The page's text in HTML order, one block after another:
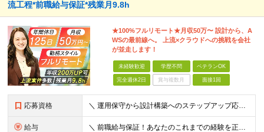
流工程*前職給与保証*残業月9.8h
★100%フルリモート★月収50万〜 設計から、A
WSの最前線へ。 上流×クラウドへの挑戦を会社
が並走します！
未経験歓迎 学歴不問 ベテランOK
完全週休2日 賞与複数月 面接1回
応募資格 ＼ 運用保守から設計構築へのステップアップ応援！ ／ ★学歴・分野不問（運用保守経験のみでも歓迎） ★「設計・構築に挑戦したい」「市場価値を高めたい」という意欲を重視！ ┗豊富な案件（SIer直下など
給与 ＼ 前職給与保証！あなたのこれまでの経験を正当評価 ／ ★月収50万円～スタート！【年俸600万～1,162万8,000円（12分割）】 ――「頑張りが給与に直結しない…」そんな不満とは無縁の環境で